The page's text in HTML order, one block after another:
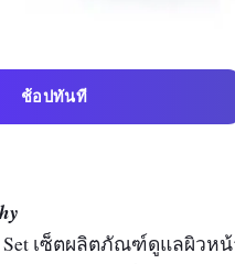
ช้อปทันที
Set เซ็ตผลิตภัณฑ์ดูแลผิวห